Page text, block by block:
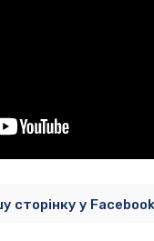
сторінку у Facebook